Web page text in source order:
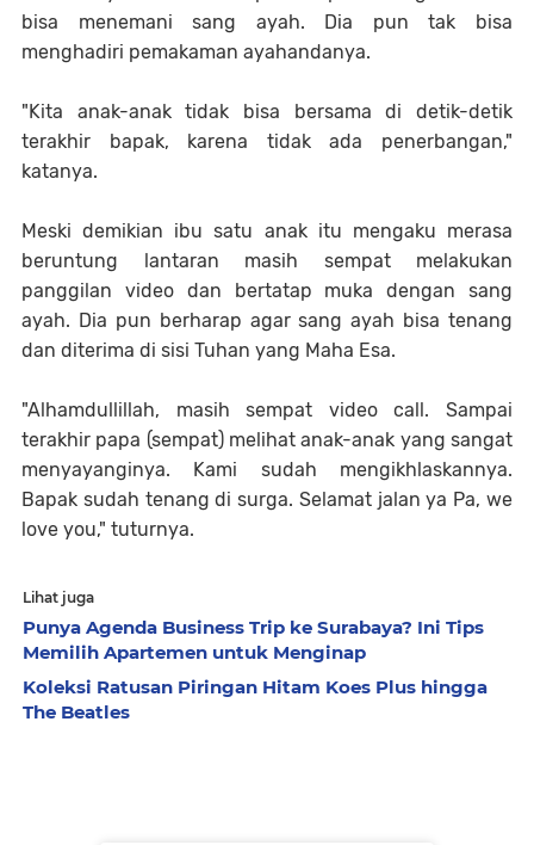
bisa menemani sang ayah. Dia pun tak bisa
menghadiri pemakaman ayahandanya.
"Kita anak-anak tidak bisa bersama di detik-detik
terakhir bapak, karena tidak ada penerbangan,"
katanya.
Meski demikian ibu satu anak itu mengaku merasa
beruntung lantaran masih sempat melakukan
panggilan video dan bertatap muka dengan sang
ayah. Dia pun berharap agar sang ayah bisa tenang
dan diterima di sisi Tuhan yang Maha Esa.
"Alhamdullillah, masih sempat video call. Sampai
terakhir papa (sempat) melihat anak-anak yang sangat
menyayanginya. Kami sudah mengikhlaskannya.
Bapak sudah tenang di surga. Selamat jalan ya Pa, we
love you," tuturnya.
Lihat juga
Punya Agenda Business Trip ke Surabaya? Ini Tips
Memilih Apartemen untuk Menginap
Koleksi Ratusan Piringan Hitam Koes Plus hingga
The Beatles